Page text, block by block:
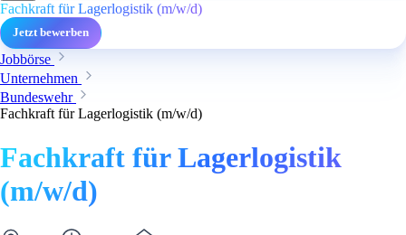
Fachkraft für Lagerlogistik (m/w/d)
Jetzt bewerben
Jobbörse
Unternehmen
Bundeswehr
Fachkraft für Lagerlogistik (m/w/d)
Fachkraft für Lagerlogistik
(m/w/d)